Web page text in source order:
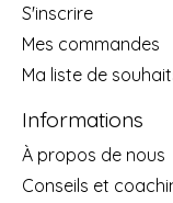
S'inscrire
Mes commandes
Ma liste de
Informations
À propos de nous
Conseils et